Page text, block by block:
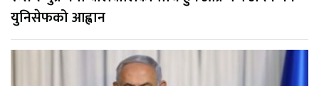
युनिसेफको आह्वान